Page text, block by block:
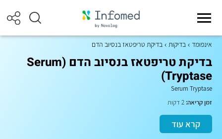
אינפומד בדיקות בדיקת טריפטאז בנסיוב הדם
בדיקת טריפטאז בנסיוב הדם (Serum
Tryptase)
Serum Tryptase
זמן קריאה:
קרא עוד